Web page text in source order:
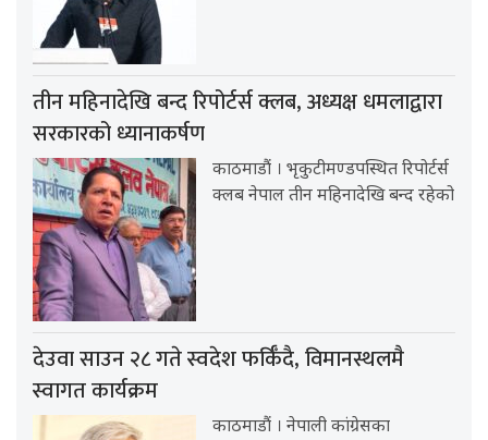
तीन महिनादेखि बन्द रिपोर्टर्स क्लब, अध्यक्ष धमलाद्वारा
सरकारको ध्यानाकर्षण
काठमाडौं । भृकुटीमण्डपस्थित रिपोर्टर्स
क्लब नेपाल तीन महिनादेखि बन्द रहेको
देउवा साउन २८ गते स्वदेश फर्किँदै, विमानस्थलमै
स्वागत कार्यक्रम
काठमाडौं । नेपाली कांग्रेसका